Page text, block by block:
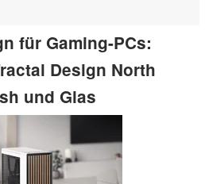
für Gaming-PCs:
Design North
und Glas